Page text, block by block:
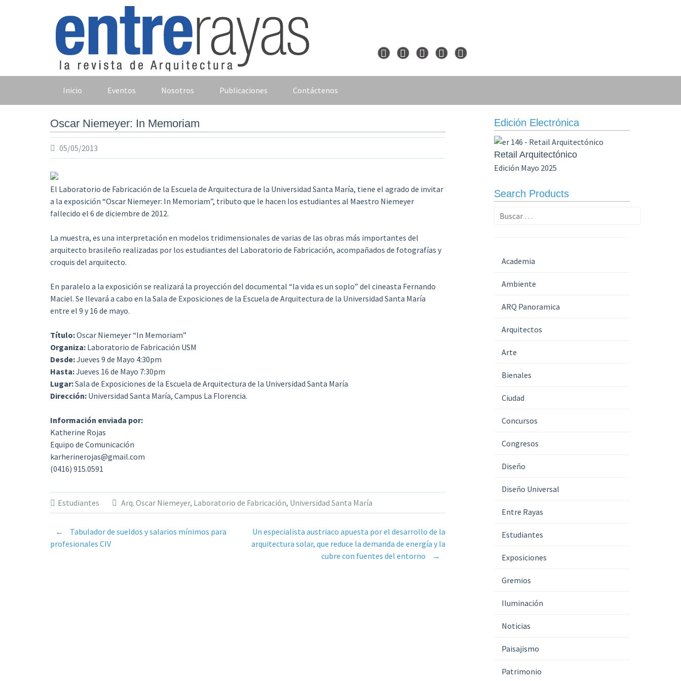
Inicio Eventos Nosotros Publicaciones Contáctenos
Oscar Niemeyer: In Memoriam
05/05/2013
El Laboratorio de Fabricación de la Escuela de Arquitectura de la Universidad Santa María, tiene el agrado de invitar
a la exposición “Oscar Niemeyer: In Memoriam”, tributo que le hacen los estudiantes al Maestro Niemeyer
fallecido el 6 de diciembre de 2012.
La muestra, es una interpretación en modelos tridimensionales de varias de las obras más importantes del
arquitecto brasileño realizadas por los estudiantes del Laboratorio de Fabricación, acompañados de fotografías y
croquis del arquitecto.
En paralelo a la exposición se realizará la proyección del documental “la vida es un soplo” del cineasta Fernando
Maciel. Se llevará a cabo en la Sala de Exposiciones de la Escuela de Arquitectura de la Universidad Santa María
entre el 9 y 16 de mayo.
Título:Oscar Niemeyer “In Memoriam”
Organiza:Laboratorio de Fabricación USM
Desde:Jueves 9 de Mayo 4:30pm
Hasta:Jueves 16 de Mayo 7:30pm
Lugar:Sala de Exposiciones de la Escuela de Arquitectura de la Universidad Santa María
Dirección:Universidad Santa María, Campus La Florencia.
Información enviada por:
Katherine Rojas
Equipo de Comunicación
karherinerojas@gmail.com
(0416) 915.0591
Estudiantes Arq. Oscar Niemeyer, Laboratorio de Fabricación, Universidad Santa María
Post
←
Tabulador de sueldos y salarios mínimos para
profesionales CIV
Un especialista austriaco apuesta por el desarrollo de la
arquitectura solar, que reduce la demanda de energía y la
cubre con fuentes del entorno
→
Edición Electrónica
Retail Arquitectónico
Edición Mayo 2025
Search Products
Buscar:
Academia
Ambiente
ARQ Panoramica
Arquitectos
Arte
Bienales
Ciudad
Concursos
Congresos
Diseño
Diseño Universal
Entre Rayas
Estudiantes
Exposiciones
Gremios
Iluminación
Noticias
Paisajismo
Patrimonio